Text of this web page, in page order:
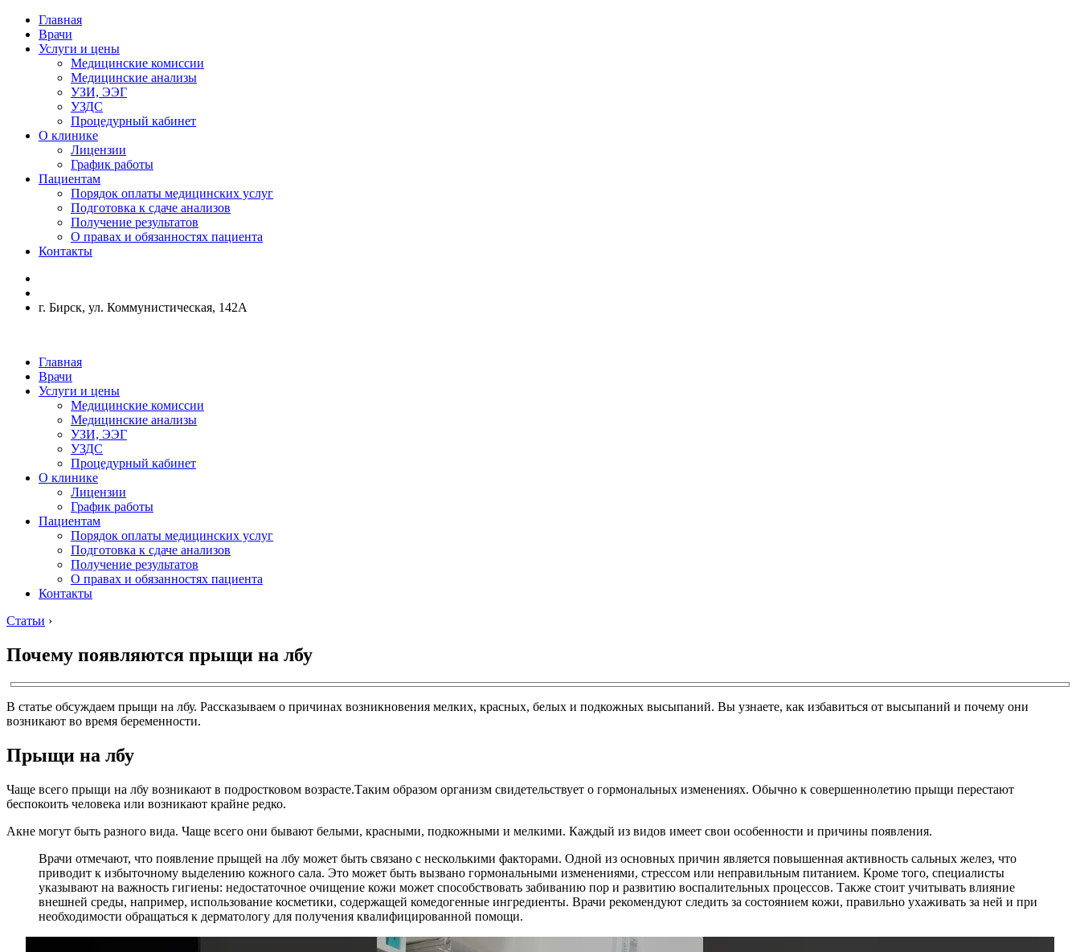
Главная
Врачи
Услуги и цены
Медицинские комиссии
Медицинские анализы
УЗИ, ЭЭГ
УЗДС
Процедурный кабинет
О клинике
Лицензии
График работы
Пациентам
Порядок оплаты медицинских услуг
Подготовка к сдаче анализов
Получение результатов
О правах и обязанностях пациента
Контакты
г. Бирск, ул. Коммунистическая, 142А
Главная
Врачи
Услуги и цены
Медицинские комиссии
Медицинские анализы
УЗИ, ЭЭГ
УЗДС
Процедурный кабинет
О клинике
Лицензии
График работы
Пациентам
Порядок оплаты медицинских услуг
Подготовка к сдаче анализов
Получение результатов
О правах и обязанностях пациента
Контакты
Статьи ›
Почему появляются прыщи на лбу
В статье обсуждаем прыщи на лбу. Рассказываем о причинах возникновения мелких, красных, белых и подкожных высыпаний. Вы узнаете, как избавиться от высыпаний и почему они
возникают во время беременности.
Прыщи на лбу
Чаще всего прыщи на лбу возникают в подростковом возрасте.Таким образом организм свидетельствует о гормональных изменениях. Обычно к совершеннолетию прыщи перестают
беспокоить человека или возникают крайне редко.
Акне могут быть разного вида. Чаще всего они бывают белыми, красными, подкожными и мелкими. Каждый из видов имеет свои особенности и причины появления.
Врачи отмечают, что появление прыщей на лбу может быть связано с несколькими факторами. Одной из основных причин является повышенная активность сальных желез, что
приводит к избыточному выделению кожного сала. Это может быть вызвано гормональными изменениями, стрессом или неправильным питанием. Кроме того, специалисты
указывают на важность гигиены: недостаточное очищение кожи может способствовать забиванию пор и развитию воспалительных процессов. Также стоит учитывать влияние
внешней среды, например, использование косметики, содержащей комедогенные ингредиенты. Врачи рекомендуют следить за состоянием кожи, правильно ухаживать за ней и при
необходимости обращаться к дерматологу для получения квалифицированной помощи.